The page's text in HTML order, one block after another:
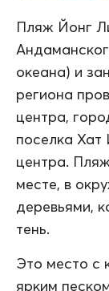
Пляж Йонг
океана) и
региона
центра,
поселка Хат
центра.
месте, в
деревьями,
тень.
Это место с
ярким